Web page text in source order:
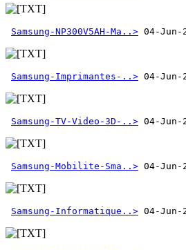
Samsung-NP300V5AH-Ma..>
Samsung-Imprimantes-..>
Samsung-TV-Video-3D-..>
Samsung-Mobilite-Sma..>
Samsung-Informatique..>